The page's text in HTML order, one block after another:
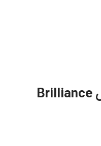
دستگیره در داخلی برلیانس Brilliance